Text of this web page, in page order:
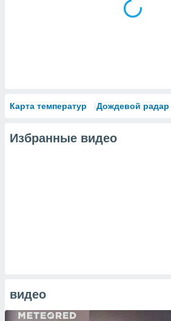
Карта температур Дождевой радар
Избранные видео
видео